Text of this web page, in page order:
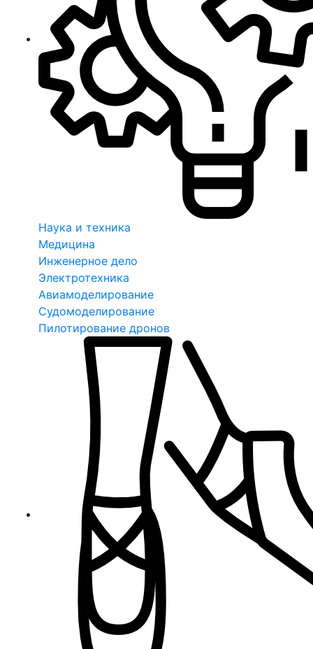
Наука и техника
Медицина
Инженерное дело
Электротехника
Авиамоделирование
Судомоделирование
Пилотирование дронов